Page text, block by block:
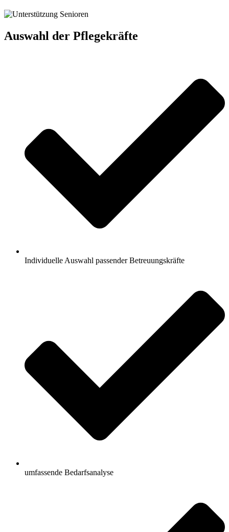
Auswahl der Pflegekräfte
Individuelle Auswahl passender Betreuungskräfte
umfassende Bedarfsanalyse